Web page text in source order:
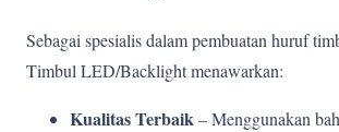
Sebagai spesialis dalam pembuatan huruf
Timbul LED/Backlight menawarkan:
Kualitas Terbaik– Menggunakan